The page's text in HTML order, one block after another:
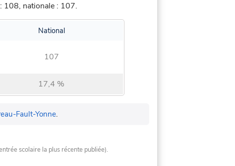
108, nationale : 107.
National
107
17,4 %
Fault-Yonne.
scolaire la plus récente publiée).